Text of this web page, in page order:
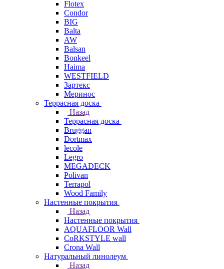
Flotex
Condor
BIG
Balta
AW
Balsan
Bonkeel
Haima
WESTFIELD
Зартекс
Меринос
Террасная доска
Назад
Террасная доска
Bruggan
Dortmax
lecole
Legro
MEGADECK
Polivan
Terrapol
Wood Family
Настенные покрытия
Назад
Настенные покрытия
AQUAFLOOR Wall
CoRKSTYLE wall
Crona Wall
Натуральный линолеум
Назад